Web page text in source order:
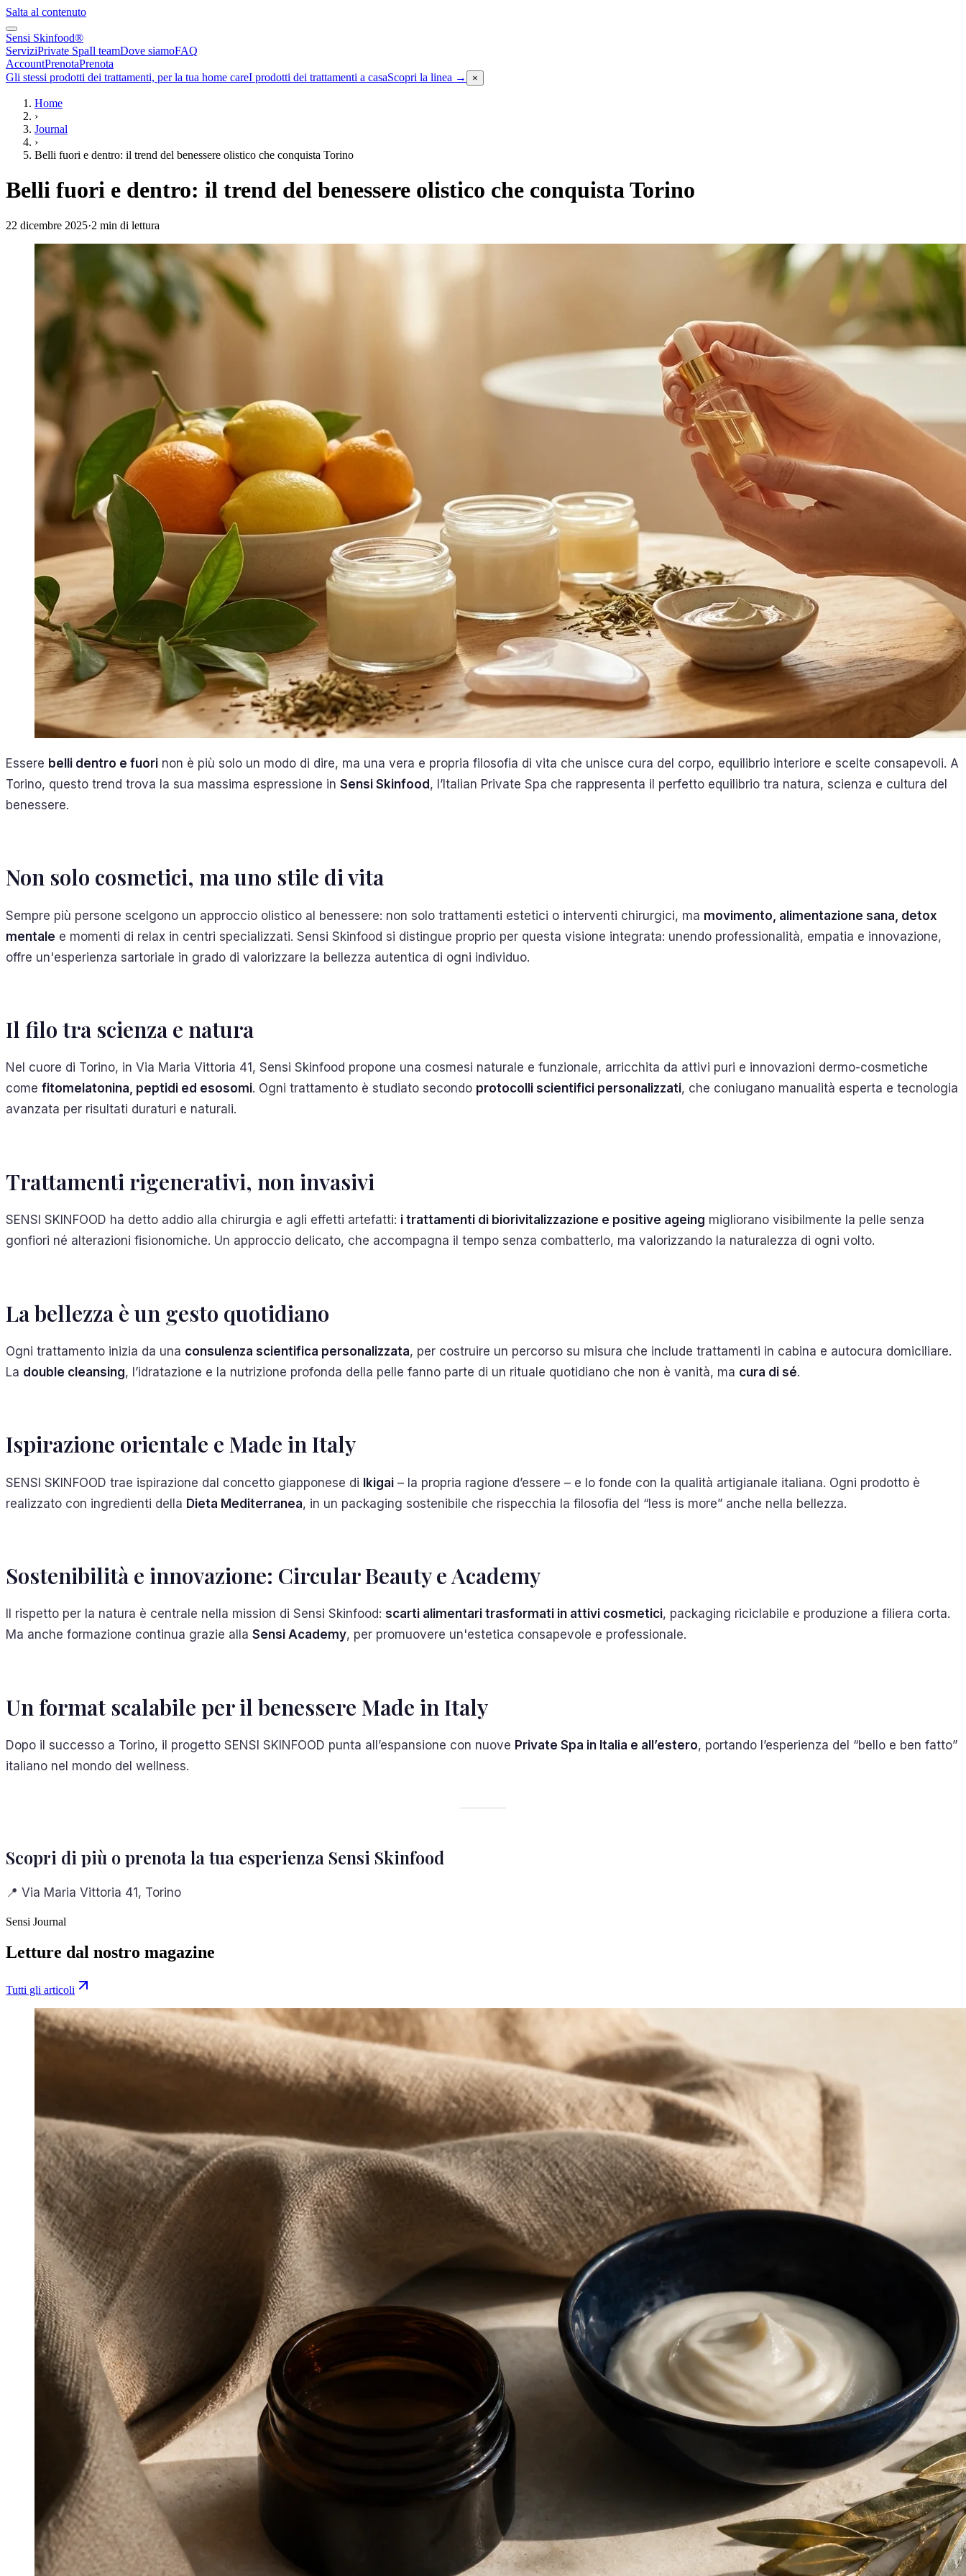
Salta al contenuto
Sensi Skinfood®
ServiziPrivate SpaIl teamDove siamoFAQ
AccountPrenotaPrenota
Gli stessi prodotti dei trattamenti, per la tua home careI prodotti dei trattamenti a casaScopri la linea → ×
Home
›
Journal
›
Belli fuori e dentro: il trend del benessere olistico che conquista Torino
Belli fuori e dentro: il trend del benessere olistico che conquista Torino
22 dicembre 2025·2 min di lettura
Essere belli dentro e fuori non è più solo un modo di dire, ma una vera e propria filosofia di vita che unisce cura del corpo, equilibrio interiore e scelte consapevoli. A
Torino, questo trend trova la sua massima espressione in Sensi Skinfood, l’Italian Private Spa che rappresenta il perfetto equilibrio tra natura, scienza e cultura del
benessere.
Non solo cosmetici, ma uno stile di vita
Sempre più persone scelgono un approccio olistico al benessere: non solo trattamenti estetici o interventi chirurgici, ma movimento, alimentazione sana, detox
mentale e momenti di relax in centri specializzati. Sensi Skinfood si distingue proprio per questa visione integrata: unendo professionalità, empatia e innovazione,
offre un'esperienza sartoriale in grado di valorizzare la bellezza autentica di ogni individuo.
Il filo tra scienza e natura
Nel cuore di Torino, in Via Maria Vittoria 41, Sensi Skinfood propone una cosmesi naturale e funzionale, arricchita da attivi puri e innovazioni dermo-cosmetiche
come fitomelatonina, peptidi ed esosomi. Ogni trattamento è studiato secondo protocolli scientifici personalizzati, che coniugano manualità esperta e tecnologia
avanzata per risultati duraturi e naturali.
Trattamenti rigenerativi, non invasivi
SENSI SKINFOOD ha detto addio alla chirurgia e agli effetti artefatti: i trattamenti di biorivitalizzazione e positive ageing migliorano visibilmente la pelle senza
gonfiori né alterazioni fisionomiche. Un approccio delicato, che accompagna il tempo senza combatterlo, ma valorizzando la naturalezza di ogni volto.
La bellezza è un gesto quotidiano
Ogni trattamento inizia da una consulenza scientifica personalizzata, per costruire un percorso su misura che include trattamenti in cabina e autocura domiciliare.
La double cleansing, l’idratazione e la nutrizione profonda della pelle fanno parte di un rituale quotidiano che non è vanità, ma cura di sé.
Ispirazione orientale e Made in Italy
SENSI SKINFOOD trae ispirazione dal concetto giapponese di Ikigai – la propria ragione d’essere – e lo fonde con la qualità artigianale italiana. Ogni prodotto è
realizzato con ingredienti della Dieta Mediterranea, in un packaging sostenibile che rispecchia la filosofia del “less is more” anche nella bellezza.
Sostenibilità e innovazione: Circular Beauty e Academy
Il rispetto per la natura è centrale nella mission di Sensi Skinfood: scarti alimentari trasformati in attivi cosmetici, packaging riciclabile e produzione a filiera corta.
Ma anche formazione continua grazie alla Sensi Academy, per promuovere un'estetica consapevole e professionale.
Un format scalabile per il benessere Made in Italy
Dopo il successo a Torino, il progetto SENSI SKINFOOD punta all’espansione con nuove Private Spa in Italia e all’estero, portando l’esperienza del “bello e ben fatto”
italiano nel mondo del wellness.
Scopri di più o prenota la tua esperienza Sensi Skinfood
📍 Via Maria Vittoria 41, Torino
Sensi Journal
Letture dal nostro magazine
Tutti gli articoli